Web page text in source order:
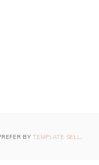
BYTEMPLATE SELL.